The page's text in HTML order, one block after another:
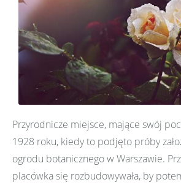
Przyrodnicze miejsce, mające swój
1928 roku, kiedy to podjęto próby
ogrodu botanicznego w Warszawie.
placówka się rozbudowywała, by